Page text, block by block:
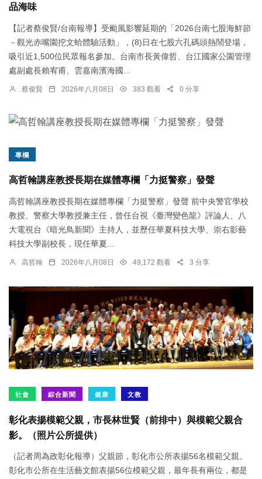
品海味
【記者蔡俊賢/台南報導】受颱風影響延期的「2026台南七股海鮮節
－觀光赤嘴園挖文蛤體驗活動」，(8)日在七股六孔碼頭熱鬧登場，
吸引近1,500位民眾報名參加。台南市長黃偉哲、台江國家公園管理
處副處長賴宥甫、雲嘉南濱海國...
蔡俊賢 2026年八月08日 383 觀看 0 分享
專欄
高哲翰講座教授長期在媒體專欄「力挺警察」發聲
高哲翰講座教授長期在媒體專欄「力挺警察」發聲 前中央警官學校
教授、警察大學教授兼主任，曾任台視《臺灣變色龍》評論人、八
大電視台《暗光鳥新聞》主持人，並歷任華夏科技大學、崇右影藝
科技大學副校長，現任華夏...
高哲翰 2026年八月08日 49,172 觀看 3 分享
社會 綜合新聞 健康 文教
彰化表揚模範父親，市長林世賢（前排中）與模範父親合
影。（照片公所提供）
（記者周為政彰化報導）父親節，彰化市公所表揚56名模範父親。
彰化市公所在生活藝文館表揚56位模範父親，最年長有兩位，都是